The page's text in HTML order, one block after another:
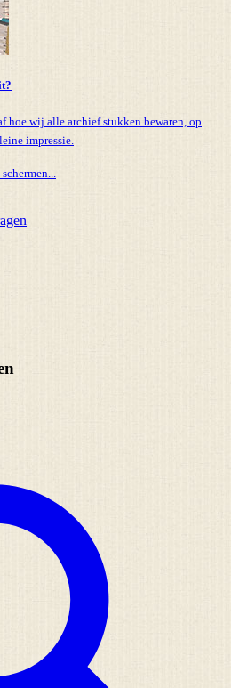
hoe wij alle archief stukken bewaren, op
impressie.